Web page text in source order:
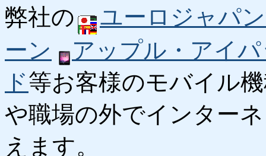
弊社の
ユーロジャパ
ーン
アップル・アイ
ド等お客様のモバイル
や職場の外でインター
えます。